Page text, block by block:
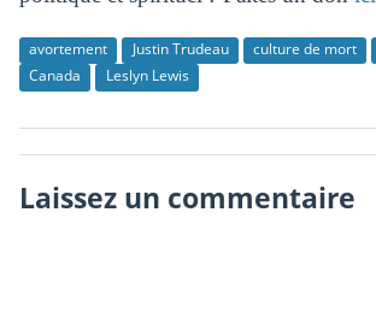
avortement Justin Trudeau culture de mort
Canada
Leslyn Lewis
Laissez un commentaire